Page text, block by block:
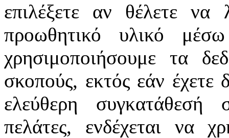
επιλέξετε αν θέλετε να
προωθητικό υλικό
χρησιμοποιήσουμε τα
σκοπούς, εκτός εάν έχετε
ελεύθερη
πελάτες, ενδέχεται να